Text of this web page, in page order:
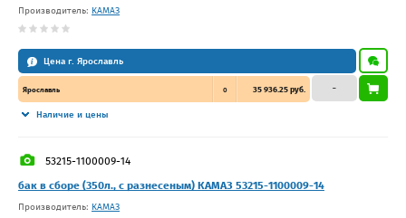
Производитель: КАМАЗ
Цена г. Ярославль
Ярославль 0 35 936.25 руб.
Наличие и цены
–
53215-1100009-14
бак в сборе (350л., с разнесеным) КАМАЗ 53215-1100009-14
Производитель: КАМАЗ